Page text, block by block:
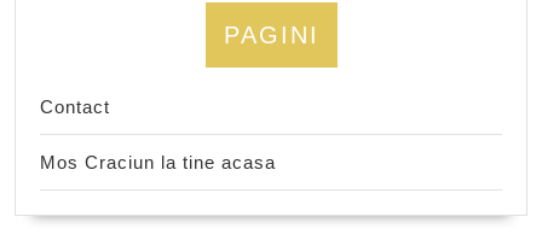
PAGINI
Contact
Mos Craciun la tine acasa